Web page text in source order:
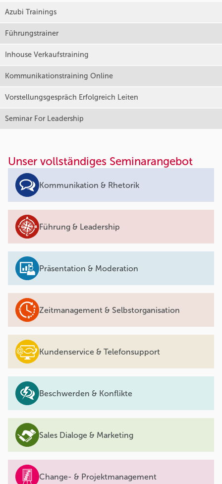
Azubi Trainings
Führungstrainer
Inhouse Verkaufstraining
Kommunikationstraining Online
Vorstellungsgespräch Erfolgreich Leiten
Seminar For Leadership
Unser vollständiges Seminarangebot
Kommunikation & Rhetorik
Führung & Leadership
Präsentation & Moderation
Zeitmanagement & Selbstorganisation
Kundenservice & Telefonsupport
Beschwerden & Konflikte
Sales Dialoge & Marketing
Change- & Projektmanagement